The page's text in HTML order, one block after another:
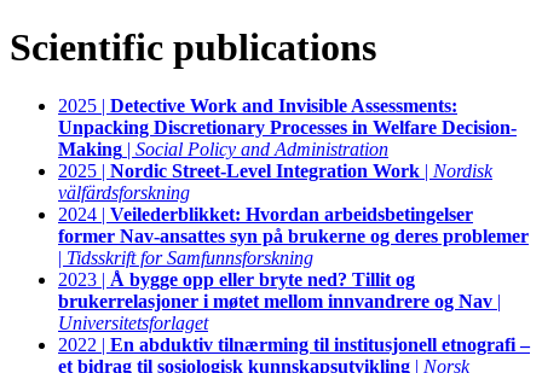
Scientific publications
2025 | Detective Work and Invisible Assessments:
Unpacking Discretionary Processes in Welfare Decision-
Making | Social Policy and Administration
2025 | Nordic Street-Level Integration Work | Nordisk
välfärdsforskning
2024 | Veilederblikket: Hvordan arbeidsbetingelser
former Nav-ansattes syn på brukerne og deres problemer
| Tidsskrift for Samfunnsforskning
2023 | Å bygge opp eller bryte ned? Tillit og
brukerrelasjoner i møtet mellom innvandrere og Nav |
Universitetsforlaget
2022 | En abduktiv tilnærming til institusjonell etnografi –
et bidrag til sosiologisk kunnskapsutvikling | Norsk